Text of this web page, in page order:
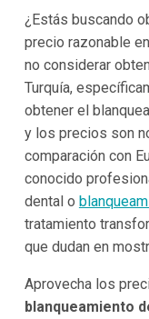
¿Estás buscando
precio razonable
no considerar
Turquía,
obtener el
y los precios son
comparación con
conocido
dental o
tratamiento
que dudan en
Aprovecha los
blanqueamiento